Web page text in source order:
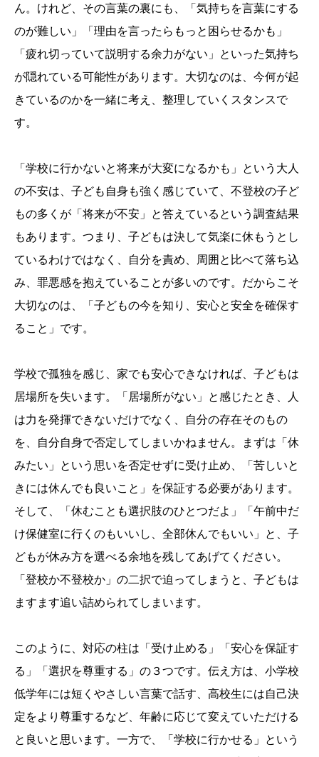
ん。けれど、その言葉の裏にも、「気持ちを言葉にする
のが難しい」「理由を言ったらもっと困らせるかも」
「疲れ切っていて説明する余力がない」といった気持ち
が隠れている可能性があります。大切なのは、今何が起
きているのかを一緒に考え、整理していくスタンスで
す。
「学校に行かないと将来が大変になるかも」という大人
の不安は、子ども自身も強く感じていて、不登校の子ど
もの多くが「将来が不安」と答えているという調査結果
もあります。つまり、子どもは決して気楽に休もうとし
ているわけではなく、自分を責め、周囲と比べて落ち込
み、罪悪感を抱えていることが多いのです。だからこそ
大切なのは、「子どもの今を知り、安心と安全を確保す
ること」です。
学校で孤独を感じ、家でも安心できなければ、子どもは
居場所を失います。「居場所がない」と感じたとき、人
は力を発揮できないだけでなく、自分の存在そのもの
を、自分自身で否定してしまいかねません。まずは「休
みたい」という思いを否定せずに受け止め、「苦しいと
きには休んでも良いこと」を保証する必要があります。
そして、「休むことも選択肢のひとつだよ」「午前中だ
け保健室に行くのもいいし、全部休んでもいい」と、子
どもが休み方を選べる余地を残してあげてください。
「登校か不登校か」の二択で迫ってしまうと、子どもは
ますます追い詰められてしまいます。
このように、対応の柱は「受け止める」「安心を保証す
る」「選択を尊重する」の３つです。伝え方は、小学校
低学年には短くやさしい言葉で話す、高校生には自己決
定をより尊重するなど、年齢に応じて変えていただける
と良いと思います。一方で、「学校に行かせる」という